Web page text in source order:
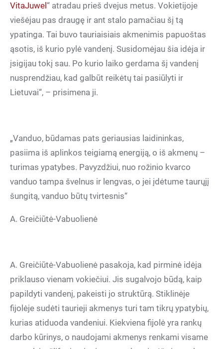
VitaJuwel “ atradau prieš dvejus metus. Vokietijoje
viešėjau pas draugę ir ant stalo pamačiau šį tą
ypatinga. Tai buvo tauriaisiais akmenimis papuoštas
ąsotis, iš kurio pylė vandenį. Susidomėjau šia idėja ir
įsigijau tokį sau. Po kurio laiko gerdama šį vandenį
nusprendžiau, kad galbūt reikėtų tai pasiūlyti ir
Lietuvai“, – prisimena ji.
„Vanduo, būdamas pats geriausias laidininkas,
pasiima iš aplinkos teigiamą energiją, o iš akmenų –
turimas ypatybes. Pavyzdžiui, nuo rožinio kvarco
vanduo tampa švelnus ir lengvas, o jei įdėtume taurųjį
šungitą, vanduo būtų tvirtesnis“
A. Greičiūtė-Vabuolienė
A. Greičiūtė-Vabuolienė pasakoja, kad pirminė idėja
priklauso vienam vokiečiui. Jis sugalvojo būdą, kaip
papildyti vandenį, pakeisti jo struktūrą. Stiklinėje
fijolėje sudėti taurieji akmenys turi tam tikrų ypatybių,
kurias atiduoda vandeniui. Kiekviena fijolė yra rankų
darbo kūrinys, o naudojami akmenys renkami visame